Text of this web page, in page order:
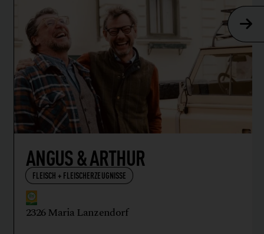
FAMILIENWEINGUT
BRAUNSTEIN
WEIN
7083 Purbach am Neusiedler See